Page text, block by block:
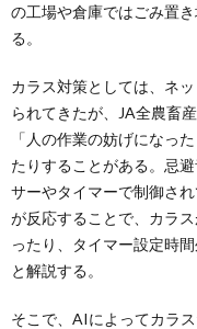
の工場や倉庫ではごみ置
る。
カラス対策としては、ネ
られてきたが、JA全農畜
「人の作業の妨げになっ
たりすることがある。忌
サーやタイマーで制御さ
が反応することで、カラ
ったり、タイマー設定時
と解説する。
そこで、AIによってカラ